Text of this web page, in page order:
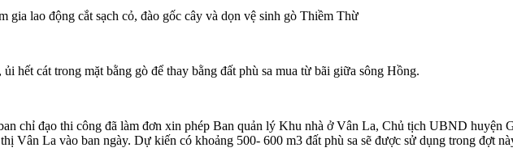
lao động cắt sạch cỏ, đào gốc cây và dọn vệ sinh gò Thiềm Thừ
hết cát trong mặt bằng gò để thay bằng đất phù sa mua từ bãi giữa sông Hồng.
chỉ đạo thi công đã làm đơn xin phép Ban quản lý Khu nhà ở Vân La, Chủ tịch UBND
Vân La vào ban ngày. Dự kiến có khoảng 500- 600 m3 đất phù sa sẽ được sử dụng trong đợt